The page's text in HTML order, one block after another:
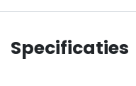
Specificaties